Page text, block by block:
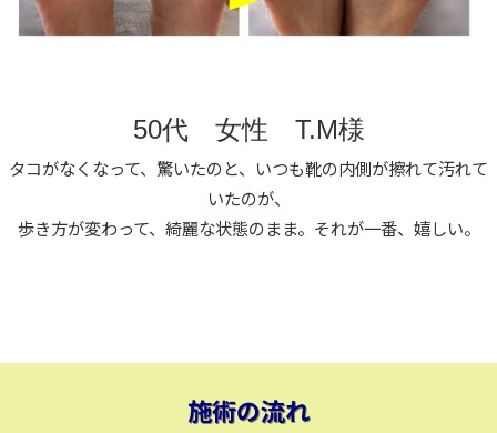
50代 女性 T.M様
タコがなくなって、驚いたのと、いつも靴の内側が擦れて汚れて
いたのが、
歩き方が変わって、綺麗な状態のまま。それが一番、嬉しい。
施術の流れ